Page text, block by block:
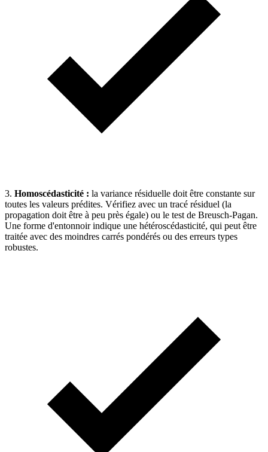
3. Homoscédasticité : la variance résiduelle doit être constante sur
toutes les valeurs prédites. Vérifiez avec un tracé résiduel (la
propagation doit être à peu près égale) ou le test de Breusch-Pagan.
Une forme d'entonnoir indique une hétéroscédasticité, qui peut être
traitée avec des moindres carrés pondérés ou des erreurs types
robustes.